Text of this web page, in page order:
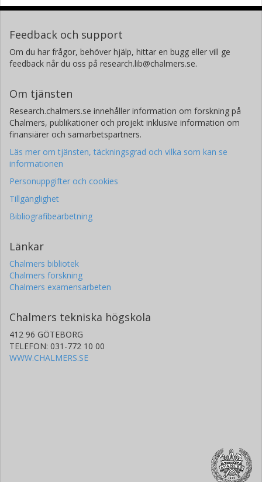
Feedback och support
Om du har frågor, behöver hjälp, hittar en bugg eller vill ge
feedback når du oss på research.lib@chalmers.se.
Om tjänsten
Research.chalmers.se innehåller information om forskning på
Chalmers, publikationer och projekt inklusive information om
finansiärer och samarbetspartners.
Läs mer om tjänsten, täckningsgrad och vilka som kan se
informationen
Personuppgifter och cookies
Tillgänglighet
Bibliografibearbetning
Länkar
Chalmers bibliotek
Chalmers forskning
Chalmers examensarbeten
Chalmers tekniska högskola
412 96 GÖTEBORG
TELEFON: 031-772 10 00
WWW.CHALMERS.SE